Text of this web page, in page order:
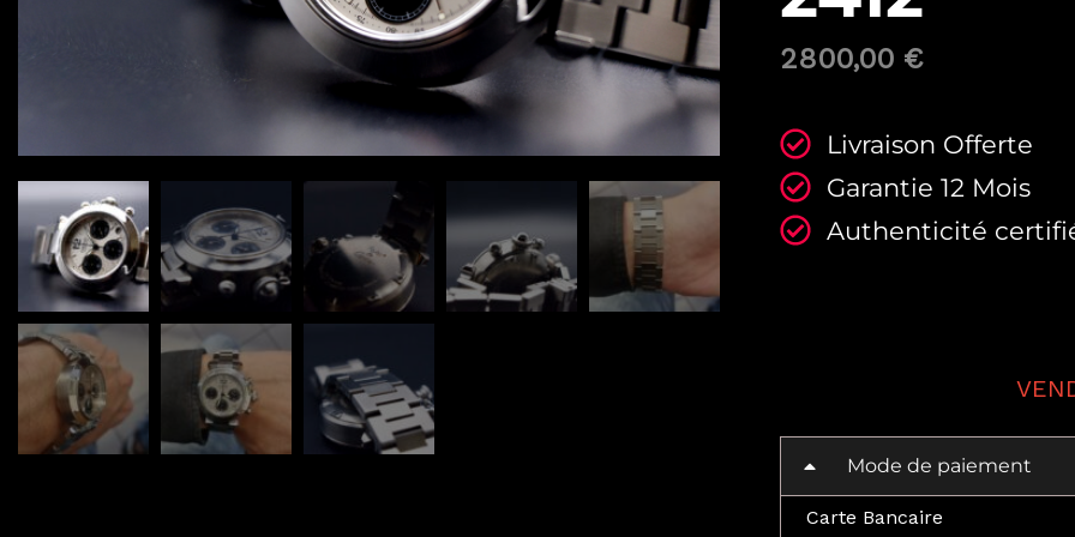
2800,00 €
Livraison Offerte
Garantie 12 Mois
Authenticité
Mode de paiement
Carte Bancaire